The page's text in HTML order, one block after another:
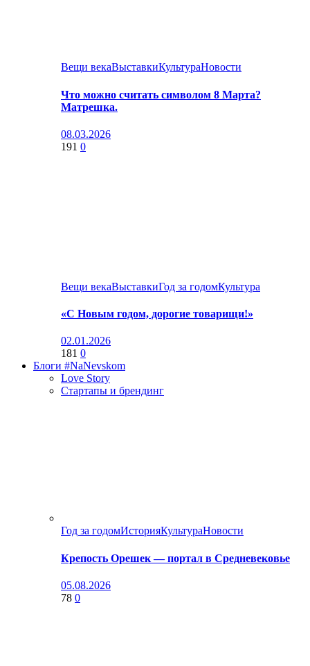
Вещи векаВыставкиКультураНовости
Что можно считать символом 8 Марта?
Матрешка.
08.03.2026
191 0
Вещи векаВыставкиГод за годомКультура
«С Новым годом, дорогие товарищи!»
02.01.2026
181 0
Блоги #NaNevskom
Love Story
Стартапы и брендинг
Год за годомИсторияКультураНовости
Крепость Орешек — портал в Средневековье
05.08.2026
78 0